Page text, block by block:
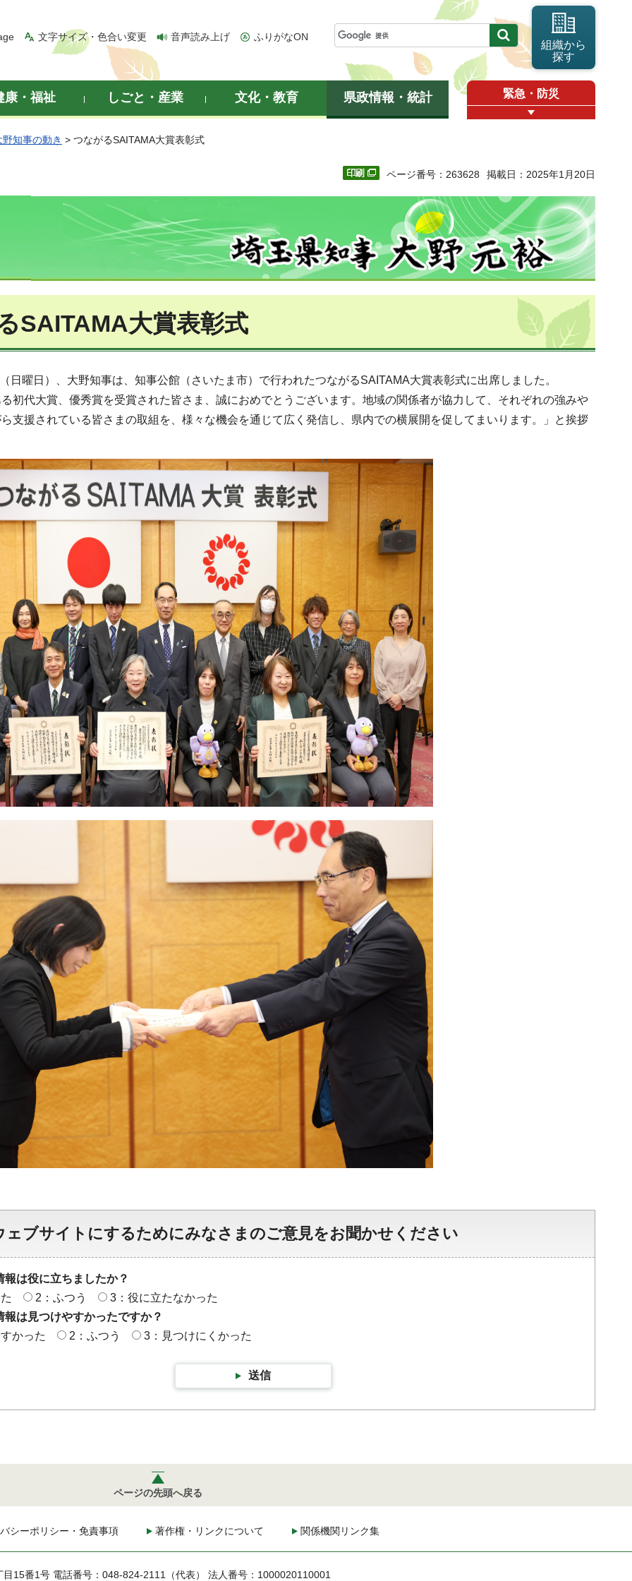
文字サイズ・色合い変更 音声読み上げ ふりがなON
組織から
探す
康・福祉 しごと・産業 文化・教育 県政情報・統計 緊急・防災
野知事の動き > つながるSAITAMA大賞表彰式
ページ番号：263628 掲載日：2025年1月20日
SAITAMA大賞表彰式
日曜日）、大野知事は、知事公館（さいたま市）で行われたつながるSAITAMA大賞表彰式に出席しました。
初代大賞、優秀賞を受賞された皆さま、誠におめでとうございます。地域の関係者が協力して、それぞれの強みや
支援されている皆さまの取組を、様々な機会を通じて広く発信し、県内での横展開を促してまいります。」と挨拶
ェブサイトにするためにみなさまのご意見をお聞かせください
報は役に立ちましたか？
2：ふつう
3：役に立たなかった
報は見つけやすかったですか？
かった
2：ふつう 3：見つけにくかった
送信
ページの先頭へ戻る
シーポリシー・免責事項 著作権・リンクについて 関係機関リンク集
目15番1号 電話番号：048-824-2111（代表） 法人番号：1000020110001